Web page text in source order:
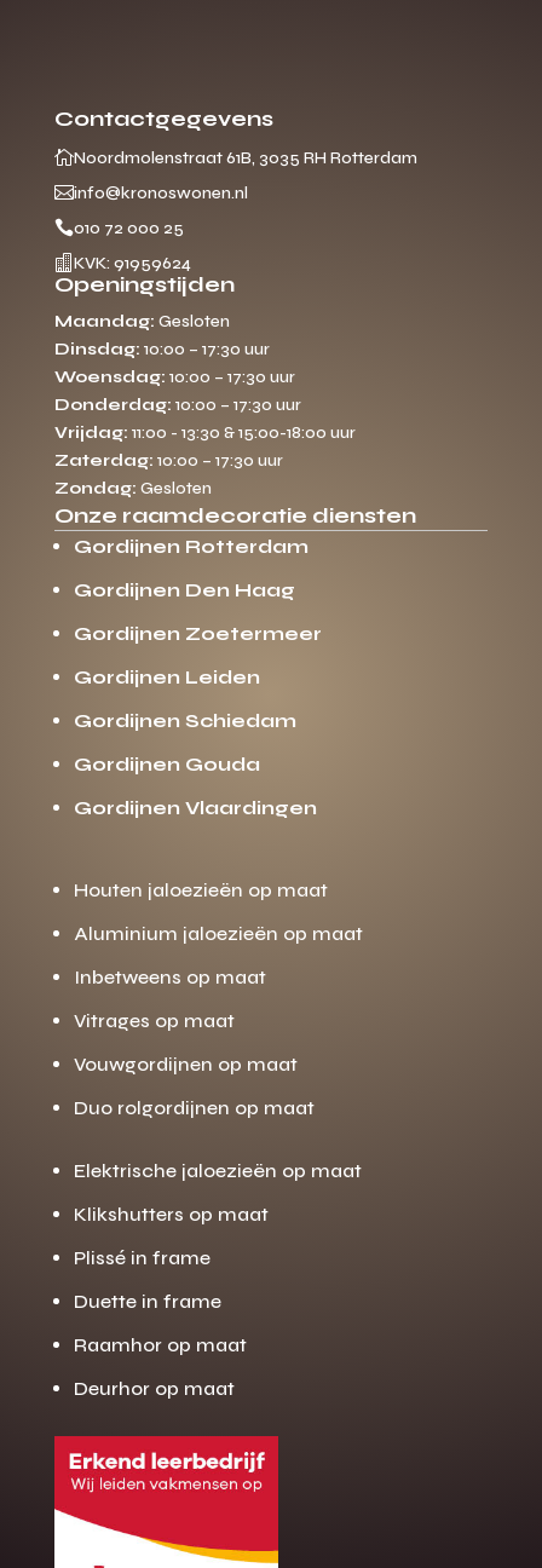
Gratis offerte
Contactgegevens
Noordmolenstraat 61B, 3035 RH Rotterdam
info@kronoswonen.nl
010 72 000 25
 KVK: 91959624
Openingstijden
Maandag: Gesloten
Dinsdag: 10:00 – 17:30 uur
Woensdag: 10:00 – 17:30 uur
Donderdag: 10:00 – 17:30 uur
Vrijdag: 11:00 - 13:30 & 15:00-18:00 uur
Zaterdag: 10:00 – 17:30 uur
Zondag: Gesloten
Onze raamdecoratie diensten
Gordijnen Rotterdam
Gordijnen Den Haag
Gordijnen Zoetermeer
Gordijnen Leiden
Gordijnen Schiedam
Gordijnen Gouda
Gordijnen Vlaardingen
Houten jaloezieën op maat
Aluminium jaloezieën op maat
Inbetweens op maat
Vitrages op maat
Vouwgordijnen op maat
Duo rolgordijnen op maat
Elektrische jaloezieën op maat
Klikshutters op maat
Plissé in frame
Duette in frame
Raamhor op maat
Deurhor op maat